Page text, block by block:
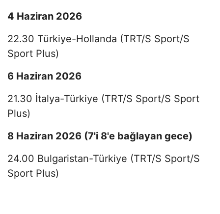
4 Haziran 2026
22.30 Türkiye-Hollanda (TRT/S Sport/S
Sport Plus)
6 Haziran 2026
21.30 İtalya-Türkiye (TRT/S Sport/S Sport
Plus)
8 Haziran 2026 (7'i 8'e bağlayan gece)
24.00 Bulgaristan-Türkiye (TRT/S Sport/S
Sport Plus)